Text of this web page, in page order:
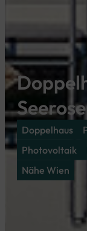
Doppelhaus
Photovoltaik
Nähe Wien